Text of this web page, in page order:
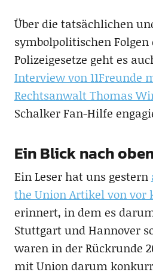
Über die tatsächlichen
symbolpolitischen Folgen
Polizeigesetze geht es
Interview von 11Freunde
Rechtsanwalt Thomas
Schalker Fan-Hilfe
Ein Blick nach
Ein Leser hat uns gestern
the Union Artikel von vor
erinnert, in dem es
Stuttgart und Hannover
waren in der Rückrunde
mit Union darum